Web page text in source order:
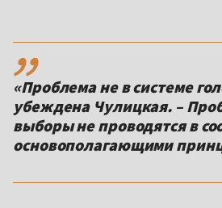
,,
«Проблема не в системе
убеждена Чулицкая. –
выборы не проводятся в
основополагающими